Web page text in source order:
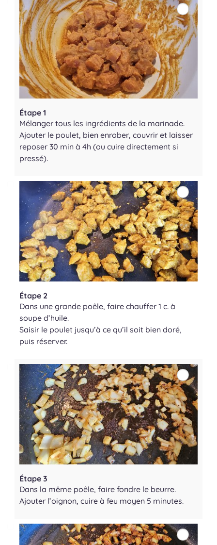
Étape 1
Mélanger tous les ingrédients de la marinade.
Ajouter le poulet, bien enrober, couvrir et laisser
reposer 30 min à 4h (ou cuire directement si
pressé).
Étape 2
Dans une grande poêle, faire chauffer 1 c. à
soupe d’huile.
Saisir le poulet jusqu’à ce qu’il soit bien doré,
puis réserver.
Étape 3
Dans la même poêle, faire fondre le beurre.
Ajouter l’oignon, cuire à feu moyen 5 minutes.